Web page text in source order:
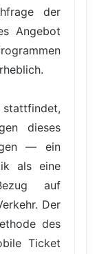
der
Angebot
stattfindet,
dieses
— ein
als eine
auf
Der
des
Ticket